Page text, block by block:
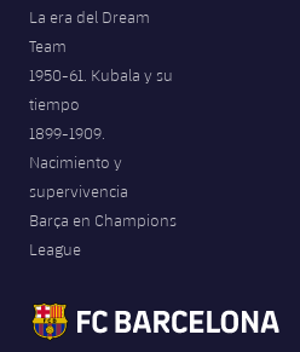
La era del Dream
Team
1950-61. Kubala y su
tiempo
1899-1909.
Nacimiento y
supervivencia
Barça en Champions
League